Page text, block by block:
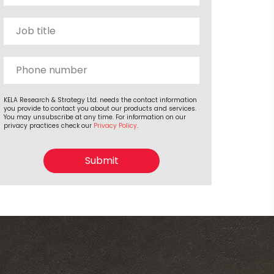
KELA Research & Strategy Ltd. needs the contact information
you provide to contact you about our products and services.
You may unsubscribe at any time. For information on our
privacy practices check our Privacy Policy.